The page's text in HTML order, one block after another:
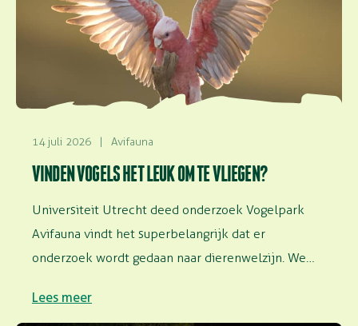
14 juli 2026 | Avifauna
VINDEN VOGELS HET LEUK OM TE VLIEGEN?
Universiteit Utrecht deed onderzoek Vogelpark
Avifauna vindt het superbelangrijk dat er
onderzoek wordt gedaan naar dierenwelzijn. We
Lees meer